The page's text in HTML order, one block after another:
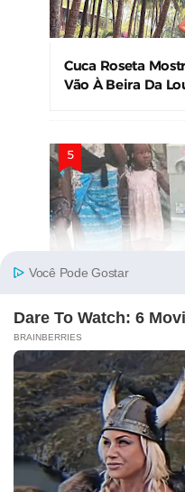
Cuca Roseta
Vão À Beira Da
População da
Ofertado por
Precisamos!”